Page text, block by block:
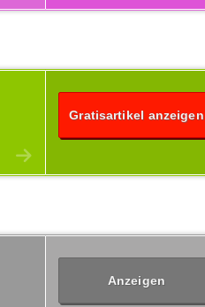
Gratisartikel anzeigen
Anzeigen